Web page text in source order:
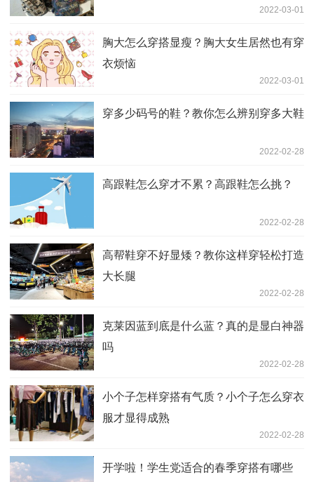
2022-03-01
胸大怎么穿搭显瘦？胸大女生居然也有穿
衣烦恼
2022-03-01
穿多少码号的鞋？教你怎么辨别穿多大鞋
2022-02-28
高跟鞋怎么穿才不累？高跟鞋怎么挑？
2022-02-28
高帮鞋穿不好显矮？教你这样穿轻松打造
大长腿
2022-02-28
克莱因蓝到底是什么蓝？真的是显白神器
吗
2022-02-28
小个子怎样穿搭有气质？小个子怎么穿衣
服才显得成熟
2022-02-28
开学啦！学生党适合的春季穿搭有哪些